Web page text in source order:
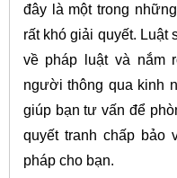
đây là một trong
rất khó giải quyết.
về pháp luật và nắm
người thông qua kinh
giúp bạn tư vấn để
quyết tranh chấp
pháp cho bạn.